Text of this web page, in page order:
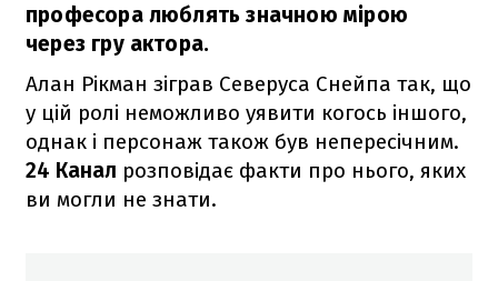
професора люблять значною мірою
через гру актора.
Алан Рікман зіграв Северуса Снейпа так, що
у цій ролі неможливо уявити когось іншого,
однак і персонаж також був непересічним.
24 Канал розповідає факти про нього, яких
ви могли не знати.